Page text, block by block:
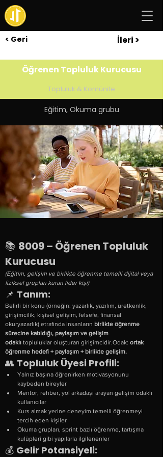
< Geri İleri >
Öğrenen Topluluk Kurucusu
Topluluk & Komünite
Eğitim, Okuma grubu
📚 8009 – Öğrenen Topluluk
Kurucusu
(Eğitim, gelişim ve birlikte öğrenme temelli dijital veya
fiziksel grupları kuran lider kişi)
📌 Tanım:
Belirli bir konu (örneğin: yazarlık, yazılım, üretkenlik,
girişimcilik, kişisel gelişim, felsefe, finansal
okuryazarlık) etrafında insanların birlikte öğrenme
sürecine katıldığı, paylaşım ve gelişim
odaklı topluluklar oluşturan girişimcidir.Odak: ortak
öğrenme hedefi + paylaşım + birlikte gelişim.
👥 Topluluk Üyesi Profili:
Yalnız başına öğrenirken motivasyonunu
kaybeden bireyler
Mentor, rehber, yol arkadaşı arayan gelişim odaklı
kullanıcılar
Kurs almak yerine deneyim temelli öğrenmeyi
tercih eden kişiler
Okuma grupları, sprint bazlı öğrenme, tartışma
kulüpleri gibi yapılarla ilgilenenler
💰 Gelir Potansiyeli: